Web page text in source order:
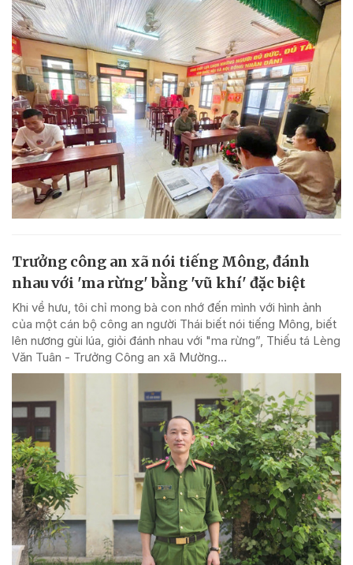
Trưởng công an xã nói tiếng Mông, đánh
nhau với 'ma rừng' bằng 'vũ khí' đặc biệt
Khi về hưu, tôi chỉ mong bà con nhớ đến mình với hình ảnh
của một cán bộ công an người Thái biết nói tiếng Mông, biết
lên nương gùi lúa, giỏi đánh nhau với "ma rừng”, Thiếu tá Lèng
Văn Tuân - Trưởng Công an xã Mường...